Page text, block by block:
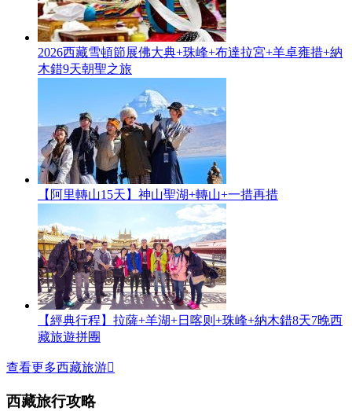
2026西藏雪頓節展佛大典+珠峰+布達拉宮+羊卓雍措+納
木錯9天朝聖之旅
【阿里轉山15天】神山聖湖+轉山+一措再措
【經典行程】拉薩+羊湖+日喀则+珠峰+納木錯8天7晚西
藏旅遊拼團
查看更多西藏旅游
西藏旅行攻略